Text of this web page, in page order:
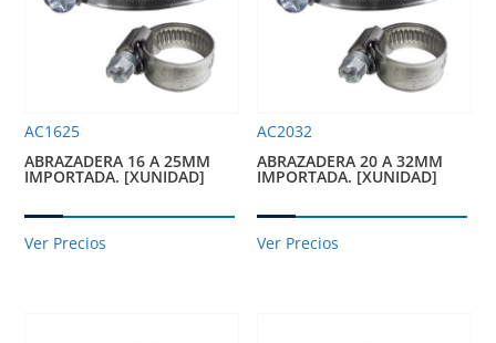
AC1625
ABRAZADERA 16 A 25MM
IMPORTADA. [XUNIDAD]
Ver Precios
AC2032
ABRAZADERA 20 A 32MM
IMPORTADA. [XUNIDAD]
Ver Precios